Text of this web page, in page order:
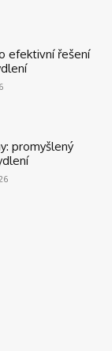
efektivní řešení
promyšlený